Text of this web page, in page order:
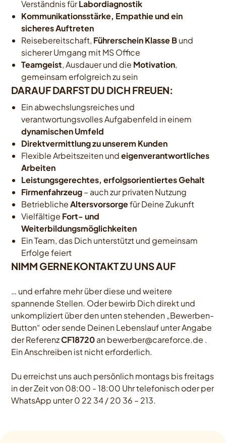
Verständnis fürLabordiagnostik
Kommunikationsstärke, Empathie und ein
sicheres Auftreten
Reisebereitschaft, Führerschein Klasse Bund
sicherer Umgang mit MS Office
Teamgeist, Ausdauer und die Motivation,
gemeinsam erfolgreich zu sein
DARAUF DARFST DU DICH FREUEN:
Ein abwechslungsreiches und
verantwortungsvolles Aufgabenfeld in einem
dynamischen Umfeld
Direktvermittlung zu unserem Kunden
Flexible Arbeitszeiten undeigenverantwortliches
Arbeiten
Leistungsgerechtes, erfolgsorientiertes Gehalt
Firmenfahrzeug– auch zur privaten Nutzung
BetrieblicheAltersvorsorgefür Deine Zukunft
Vielfältige Fort- und
Weiterbildungsmöglichkeiten
Ein Team, das Dich unterstützt und gemeinsam
Erfolge feiert
NIMM GERNE KONTAKT ZU UNS AUF
… und erfahre mehr über diese und weitere
spannende Stellen. Oder bewirb Dich direkt und
unkompliziert über den unten stehenden „Bewerben-
Button“ oder sende Deinen Lebenslauf unter Angabe
der ReferenzCF18720anbewerber@careforce.de .
Ein Anschreiben ist nicht erforderlich.
Du erreichst uns auch persönlich montags bis freitags
in der Zeit von 08:00 - 18:00 Uhr telefonisch oder per
WhatsApp unter 0 22 34 / 20 36 – 213.